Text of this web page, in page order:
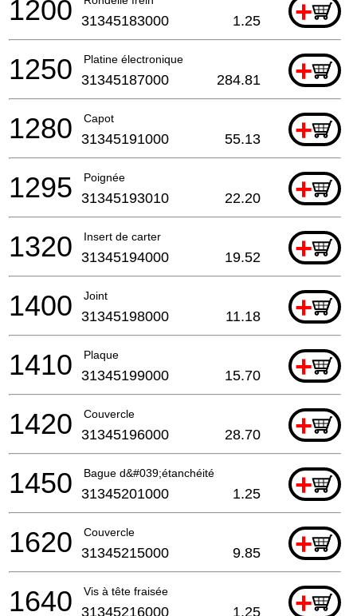
+
1200 31345183000 1.25
Platine électronique +
1250 31345187000 284.81
Capot +
1280 31345191000 55.13
Poignée +
1295 31345193010 22.20
Insert de carter +
1320 31345194000 19.52
Joint +
1400 31345198000 11.18
Plaque +
1410 31345199000 15.70
Couvercle +
1420 31345196000 28.70
Bague d&#039;étanchéité +
1450 31345201000 1.25
Couvercle +
1620 31345215000 9.85
Vis à tête fraisée +
1640 31345216000 1.25